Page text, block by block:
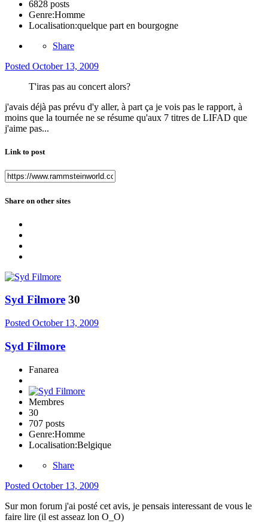
6828 posts
Genre:Homme
Localisation:quelque part en bourgogne
Share
Posted October 13, 2009
T'iras pas au concert alors?
j'avais déjà pas prévu d'y aller, à part ça je vois pas le rapport, à
moins que la tournée ne se résume qu'aux 7 titres de LIFAD que
j'aime pas...
Link to post
Share on other sites
Syd Filmore 30
Posted October 13, 2009
Syd Filmore
Fanarea
Membres
30
707 posts
Genre:Homme
Localisation:Belgique
Share
Posted October 13, 2009
Sur mon forum j'ai posté cet avis, je pensais interessant de vous le
faire lire (il est asseaz lon O_O)